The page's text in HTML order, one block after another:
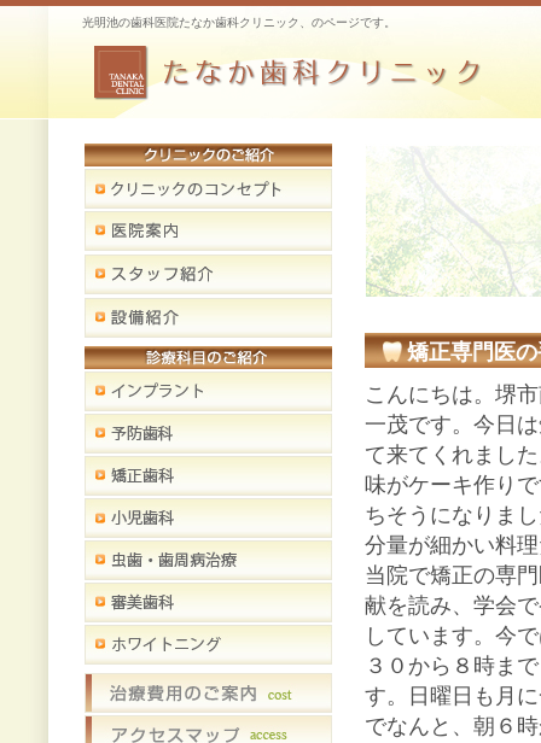
光明池の歯科医院たなか歯科クリニック、のページです。
矯正専門医
こんにちは。堺
一茂です。今日
て来てくれまし
味がケーキ作り
ちそうになりま
分量が細かい料
当院で矯正の専
献を読み、学会
しています。今
３０から８時ま
す。日曜日も月
でなんと、朝６